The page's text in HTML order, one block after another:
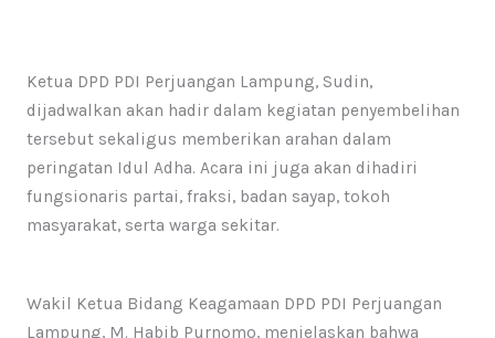
Ketua DPD PDI Perjuangan Lampung, Sudin,
dijadwalkan akan hadir dalam kegiatan penyembelihan
tersebut sekaligus memberikan arahan dalam
peringatan Idul Adha. Acara ini juga akan dihadiri
fungsionaris partai, fraksi, badan sayap, tokoh
masyarakat, serta warga sekitar.
Wakil Ketua Bidang Keagamaan DPD PDI Perjuangan
Lampung, M. Habib Purnomo, menjelaskan bahwa